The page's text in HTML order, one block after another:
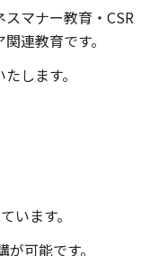
マナー教育・CSR
連教育です。
します。
います。
可能です。